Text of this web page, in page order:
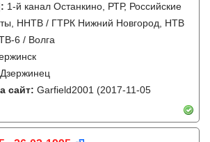
: 1-й канал Останкино, РТР, Российские
ННТВ / ГТРК Нижний Новгород, НТВ
6 / Волга
Дзержинец
сайт: Garfield2001 (2017-11-05